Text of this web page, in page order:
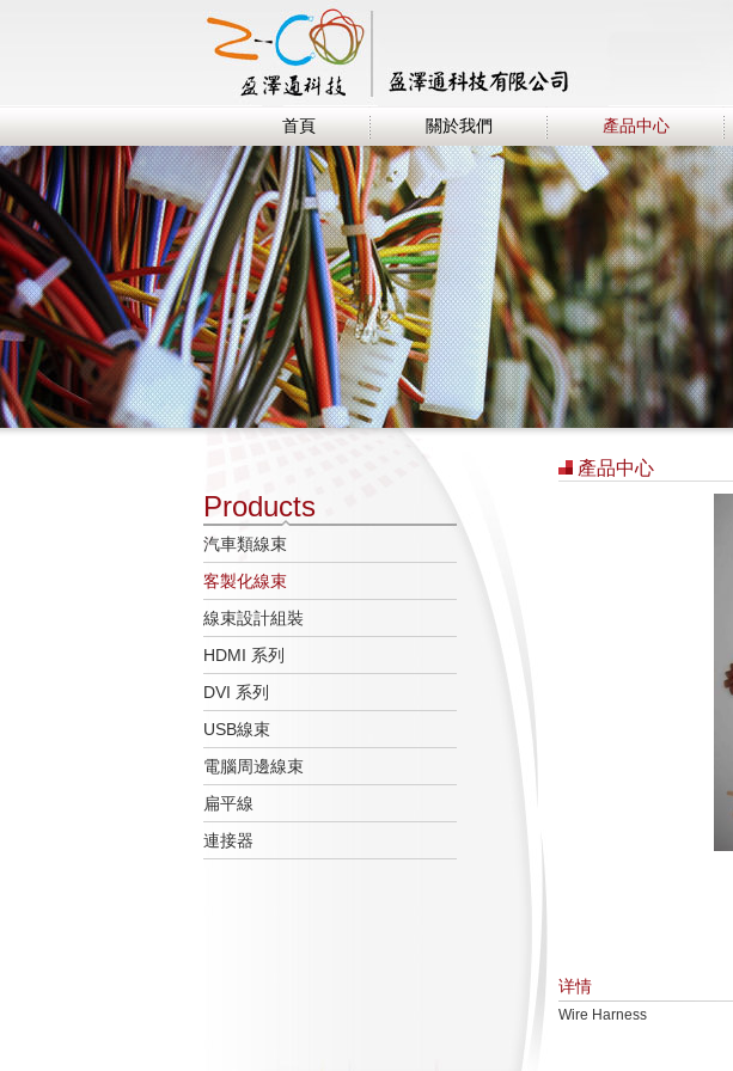
首頁 關於我們 產品中心
Products
汽車類線束
客製化線束
線束設計組裝
HDMI 系列
DVI 系列
USB線束
電腦周邊線束
扁平線
連接器
產品中心
详情
Wire Harness